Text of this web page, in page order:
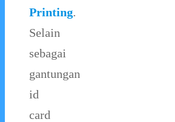
Printing.
Selain
sebagai
gantungan
id
card